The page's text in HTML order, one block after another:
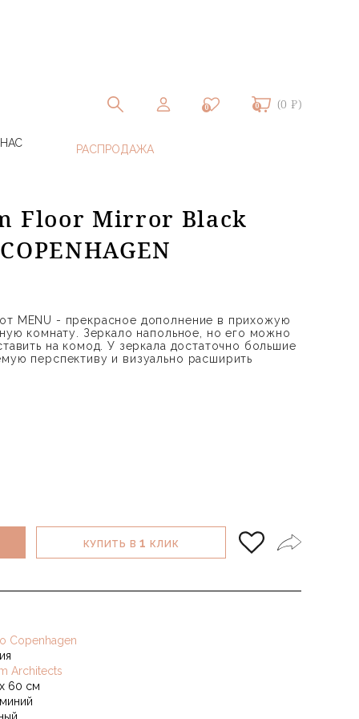
0 0 (0 ₽)
Floor Mirror Black
MENU - прекрасное дополнение в прихожую
комнату. Зеркало напольное, но его можно
на комод. У зеркала достаточно большие
перспективу и визуально расширить
КУПИТЬ В1 КЛИК
Copenhagen
Architects
60 см